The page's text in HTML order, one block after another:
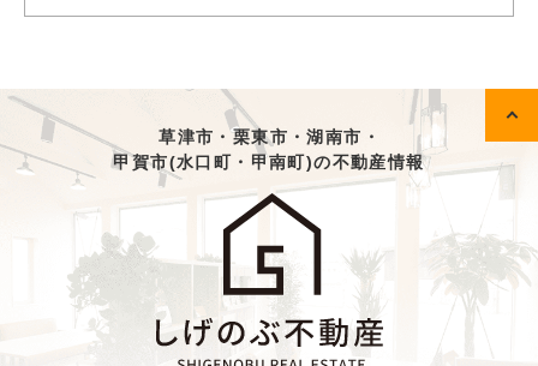
草津市・栗東市・湖南市・
甲賀市(水口町・甲南町)の不動産情報